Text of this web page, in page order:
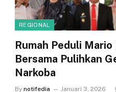
REGIONAL
Rumah Peduli
Bersama Pulihkan
Narkoba
By notifedia Januari 3, 2026